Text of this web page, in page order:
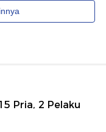
Pria, 2 Pelaku